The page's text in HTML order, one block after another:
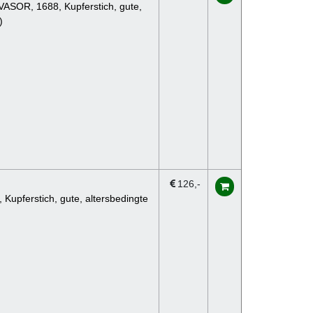
1688, Kupferstich, gute,
Kupferstich, gute, altersbedingte
126